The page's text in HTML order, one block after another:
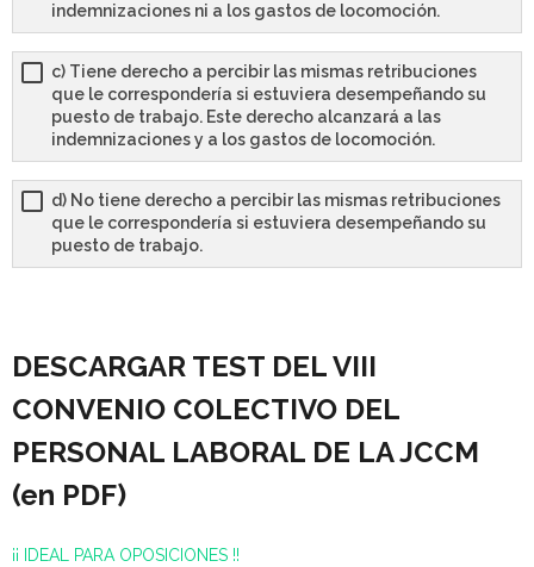
indemnizaciones ni a los gastos de locomoción.
c) Tiene derecho a percibir las mismas retribuciones
que le correspondería si estuviera desempeñando su
puesto de trabajo. Este derecho alcanzará a las
indemnizaciones y a los gastos de locomoción.
d) No tiene derecho a percibir las mismas retribuciones
que le correspondería si estuviera desempeñando su
puesto de trabajo.
DESCARGAR TEST DEL VIII
CONVENIO COLECTIVO DEL
PERSONAL LABORAL DE LA JCCM
(en PDF)
¡¡ IDEAL PARA OPOSICIONES !!